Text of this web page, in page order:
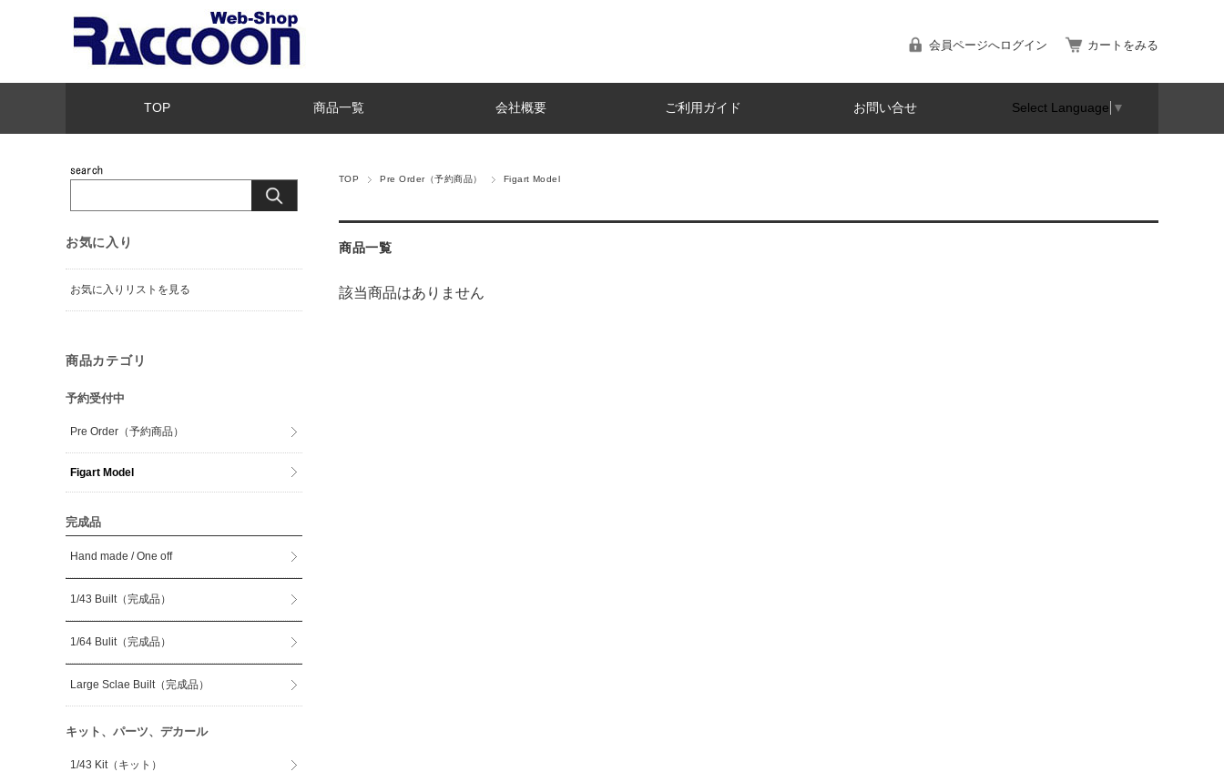
会員ページへログイン カートをみる
TOP 商品一覧 会社概要 ご利用ガイド お問い合せ Select Language ▼
TOP Pre Order（予約商品） Figart Model
商品一覧
該当商品はありません
お気に入り
お気に入りリストを見る
商品カテゴリ
予約受付中
Pre Order（予約商品）
Figart Model
完成品
Hand made / One off
1/43 Built（完成品）
1/64 Bulit（完成品）
Large Sclae Built（完成品）
キット、パーツ、デカール
1/43 Kit（キット）